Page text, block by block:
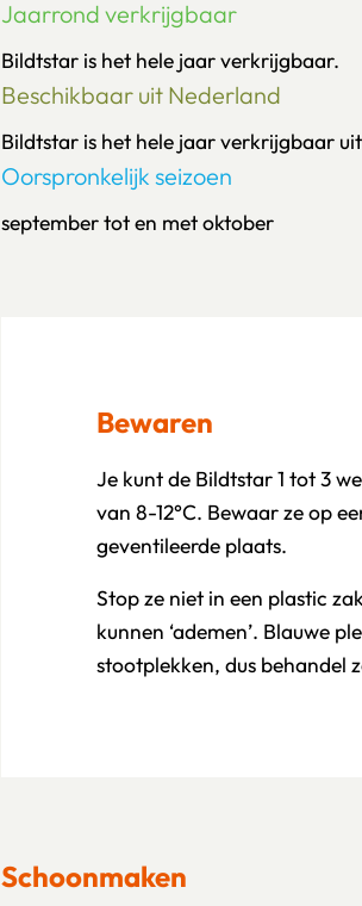
Jaarrond verkrijgbaar
Bildtstar is het hele jaar verkrijgbaar.
Beschikbaar uit Nederland
Bildtstar is het hele jaar verkrijgbaar
Oorspronkelijk seizoen
september tot en met oktober
Bewaren
Je kunt de Bildtstar 1 tot 3
van 8-12°C. Bewaar ze op
geventileerde plaats.
Stop ze niet in een plastic
kunnen ‘ademen’. Blauwe
stootplekken, dus behandel
Schoonmaken